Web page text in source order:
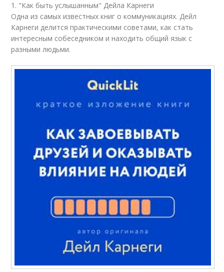
1. "Как быть услышанным" Дейла Карнеги
Одна из самых известных книг о коммуникациях. Дейл
Карнеги делится практическими советами, как стать
интересным собеседником и находить общий язык с
разными людьми.